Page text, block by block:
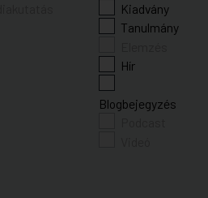
Kiadvány
Tanulmány
Hír
Blogbejegyzés